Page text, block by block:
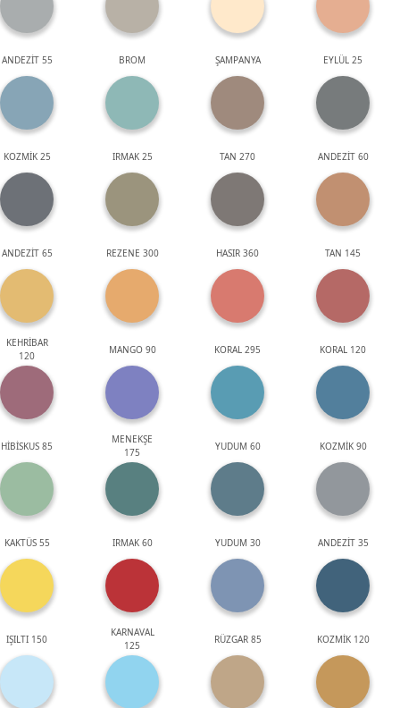
ANDEZİT 55 BROM ŞAMPANYA EYLÜL 25
KOZMİK 25 IRMAK 25 TAN 270 ANDEZİT 60
ANDEZİT 65 REZENE 300 HASIR 360 TAN 145
KEHRİBAR
120
MANGO 90 KORAL 295 KORAL 120
HİBİSKUS 85
MENEKŞE
175
YUDUM 60 KOZMİK 90
KAKTÜS 55 IRMAK 60 YUDUM 30 ANDEZİT 35
IŞILTI 150
KARNAVAL
125
RÜZGAR 85 KOZMİK 120